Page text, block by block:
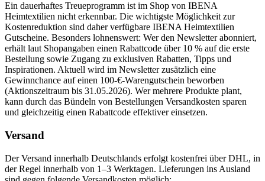
Ein dauerhaftes Treueprogramm ist im Shop von IBENA
Heimtextilien nicht erkennbar. Die wichtigste Möglichkeit zur
Kostenreduktion sind daher verfügbare IBENA Heimtextilien
Gutscheine. Besonders lohnenswert: Wer den Newsletter abonniert,
erhält laut Shopangaben einen Rabattcode über 10 % auf die erste
Bestellung sowie Zugang zu exklusiven Rabatten, Tipps und
Inspirationen. Aktuell wird im Newsletter zusätzlich eine
Gewinnchance auf einen 100-€-Warengutschein beworben
(Aktionszeitraum bis 31.05.2026). Wer mehrere Produkte plant,
kann durch das Bündeln von Bestellungen Versandkosten sparen
und gleichzeitig einen Rabattcode effektiver einsetzen.
Versand
Der Versand innerhalb Deutschlands erfolgt kostenfrei über DHL, in
der Regel innerhalb von 1–3 Werktagen. Lieferungen ins Ausland